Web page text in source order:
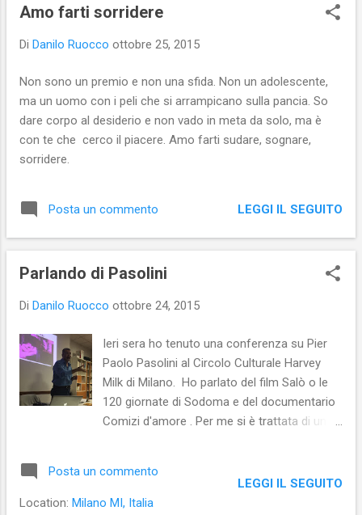
Amo farti sorridere
Di Danilo Ruocco ottobre 25, 2015
Non sono un premio e non una sfida. Non un adolescente,
ma un uomo con i peli che si arrampicano sulla pancia. So
dare corpo al desiderio e non vado in meta da solo, ma è
con te che cerco il piacere. Amo farti sudare, sognare,
sorridere.
Posta un commento LEGGI IL SEGUITO
Parlando di Pasolini
Di Danilo Ruocco ottobre 24, 2015
Ieri sera ho tenuto una conferenza su Pier
Paolo Pasolini al Circolo Culturale Harvey
Milk di Milano. Ho parlato del film Salò o le
120 giornate di Sodoma e del documentario
Comizi d'amore . Per me si è trattata di una
riflessioni che mi hanno stimolato e
arricchito. Grazie ad Alessandro Rizzo per
Posta un commento
Location: Milano MI, Italia
LEGGI IL SEGUITO